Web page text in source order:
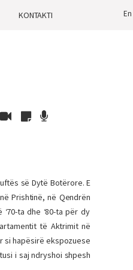
KONTAKTI En
së Dytë Botërore. E
Prishtinë, në Qendrën
ta dhe ‘80-ta për dy
të Aktrimit në
si hapësirë ekspozuese
i saj ndryshoi shpesh